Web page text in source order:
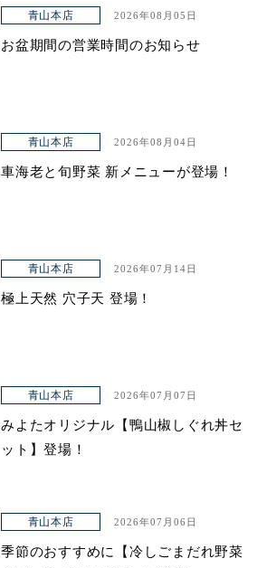
青山本店 2026年08月05日
お盆期間の営業時間のお知らせ
青山本店 2026年08月04日
車海老と旬野菜 新メニューが登場！
青山本店 2026年07月14日
極上天然 穴子天 登場！
青山本店 2026年07月07日
みよたオリジナル【鴨山椒しぐれ丼セ
ット】登場！
青山本店 2026年07月06日
季節のおすすめに【冷しごまだれ野菜